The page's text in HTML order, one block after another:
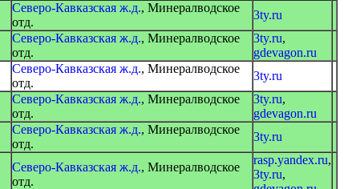
Северо-Кавказская ж.д., Минералводское
отд.
3ty.ru
Северо-Кавказская ж.д., Минералводское
отд.
3ty.ru,
gdevagon.ru
Северо-Кавказская ж.д., Минералводское
отд.
3ty.ru
Северо-Кавказская ж.д., Минералводское
отд.
3ty.ru,
gdevagon.ru
Северо-Кавказская ж.д., Минералводское
отд.
3ty.ru
Северо-Кавказская ж.д., Минералводское
отд.
rasp.yandex.ru,
3ty.ru,